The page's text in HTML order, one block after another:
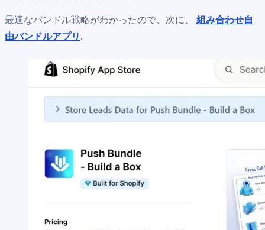
最適なバンドル戦略がわかったので、次に、 組み合わせ自
由バンドルアプリ .